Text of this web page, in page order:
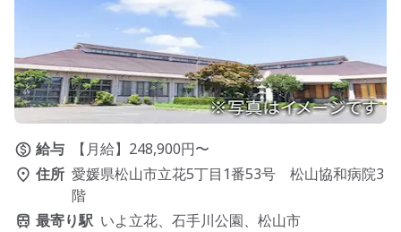
給与
【月給】248,900円〜
住所 愛媛県松山市立花5丁目1番53号 松山協和病院3
階
最寄り駅 いよ立花、石手川公園、松山市